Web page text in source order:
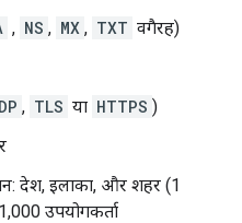
, NS , MX , TXT वगैरह)
, TLS या HTTPS )
देश, इलाका, और शहर (1
उपयोगकर्ता